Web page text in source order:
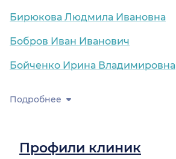
Бирюкова Людмила Ивановна
Бобров Иван Иванович
Бойченко Ирина Владимировна
Подробнее
Профили клиник